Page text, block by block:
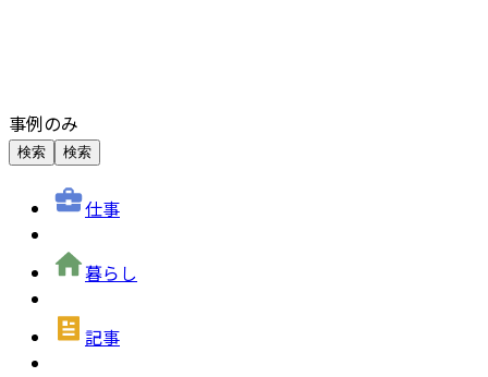
事例のみ
検索 検索
仕事
暮らし
記事